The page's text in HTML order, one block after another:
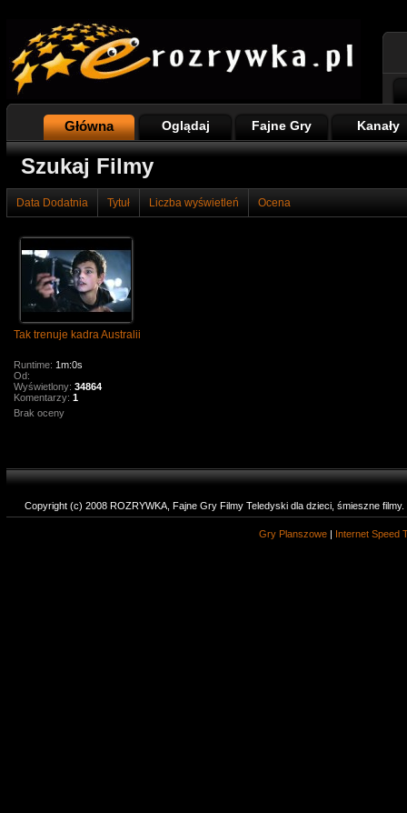
Główna Oglądaj Fajne Gry Kanały
Szukaj Filmy
Data Dodatnia Tytuł Liczba wyświetleń Ocena
Tak trenuje kadra Australii
Runtime: 1m:0s
Od:
Wyświetlony: 34864
Komentarzy: 1
Brak oceny
Copyright (c) 2008 ROZRYWKA, Fajne Gry Filmy Teledyski dla dzieci, śmieszne
Gry Planszowe | Internet Speed